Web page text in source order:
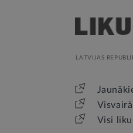
LATVIJAS
Visi